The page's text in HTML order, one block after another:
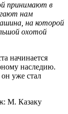
принимают в
нам
на которой
охотой
начинается
наследию.
уже стал
М. Казаку